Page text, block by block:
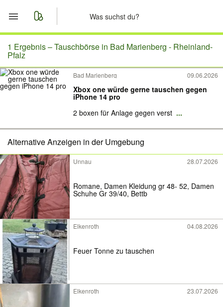
Start
Merkliste
Nachrichten
Anzeige aufgeben
1 Ergebnis –Tauschbörse in Bad Marienberg - Rheinland-
Pfalz
Bad Marienberg 09.06.2026
Xbox one würde gerne tauschen gegen
iPhone 14 pro
2 boxen für Anlage gegen verst ...
Alternative Anzeigen in der Umgebung
Unnau 28.07.2026
Romane, Damen Kleidung gr 48- 52, Damen
Schuhe Gr 39/40, Bettb
Elkenroth 04.08.2026
Feuer Tonne zu tauschen
Elkenroth 23.07.2026